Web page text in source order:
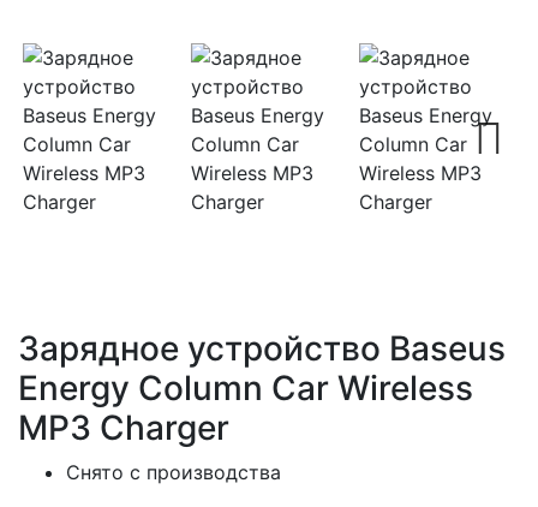
Зарядное устройство Baseus
Energy Column Car Wireless
MP3 Charger
Снято с производства